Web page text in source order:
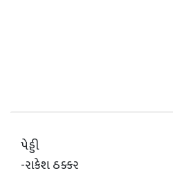
પેડ્ડી
-રાકેશ ઠક્કર